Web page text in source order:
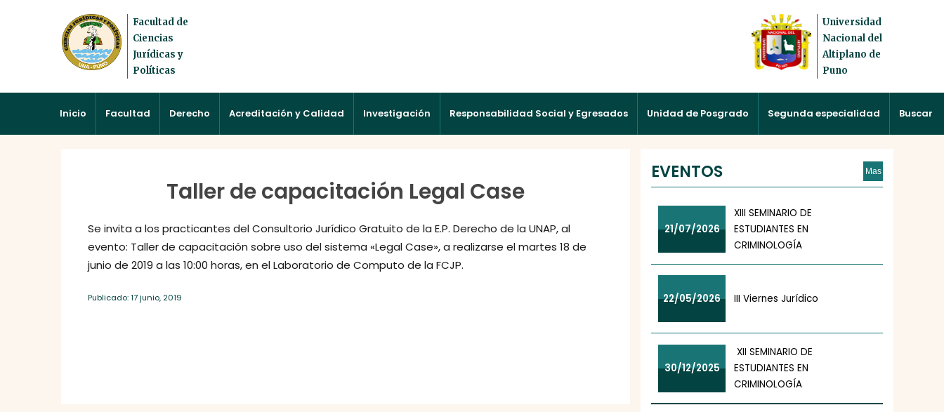
Facultad de
Ciencias
Jurídicas y
Políticas
Universidad
Nacional del
Altiplano de
Puno
Inicio Facultad Derecho Acreditación y Calidad Investigación Responsabilidad Social y Egresados Unidad de Posgrado Segunda especialidad Buscar
Taller de capacitación Legal Case
Se invita a los practicantes del Consultorio Jurídico Gratuito de la E.P. Derecho de la UNAP, al
evento: Taller de capacitación sobre uso del sistema «Legal Case», a realizarse el martes 18 de
junio de 2019 a las 10:00 horas, en el Laboratorio de Computo de la FCJP.
Publicado: 17 junio, 2019
EVENTOS Mas
21/07/2026
XIII SEMINARIO DE
ESTUDIANTES EN
CRIMINOLOGÍA
22/05/2026 III Viernes Jurídico
30/12/2025
XII SEMINARIO DE
ESTUDIANTES EN
CRIMINOLOGÍA